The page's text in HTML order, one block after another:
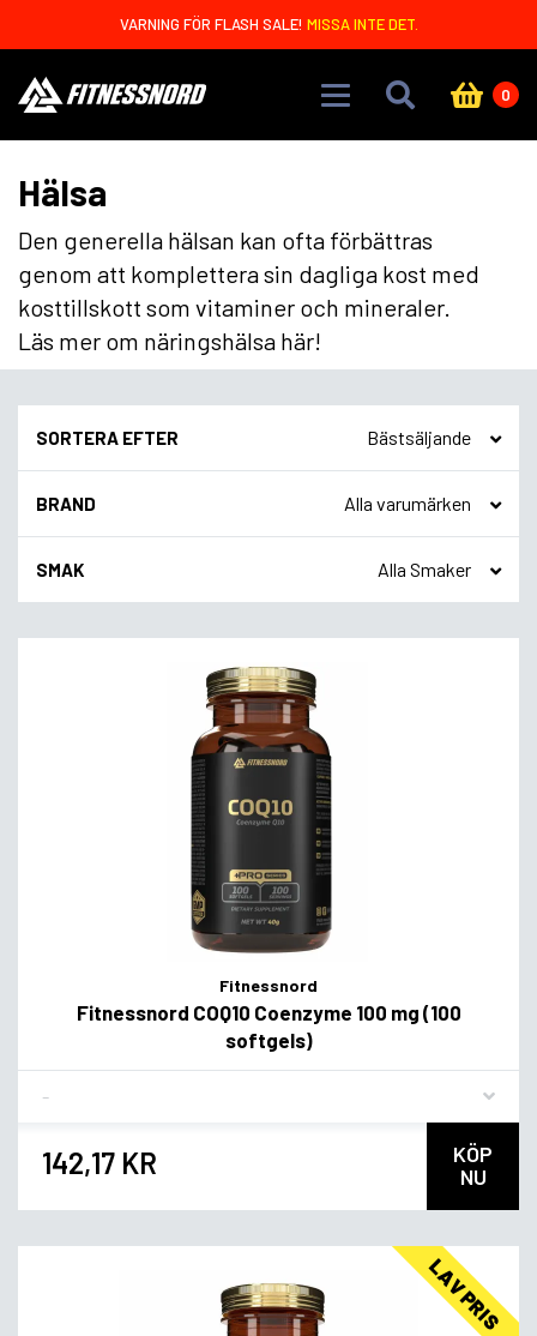
VARNING FÖR FLASH SALE! MISSA INTE DET.
0
Hälsa
Den generella hälsan kan ofta förbättras
genom att komplettera sin dagliga kost med
kosttillskott som vitaminer och mineraler.
Läs mer om näringshälsa här!
SORTERA EFTER
BRAND
SMAK
Fitnessnord
Fitnessnord COQ10 Coenzyme 100 mg (100
softgels)
142,17 KR
KÖP
NU
LAV PRIS